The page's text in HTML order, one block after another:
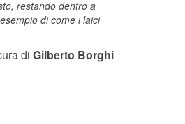
restando dentro a
di come i laici
di Gilberto Borghi